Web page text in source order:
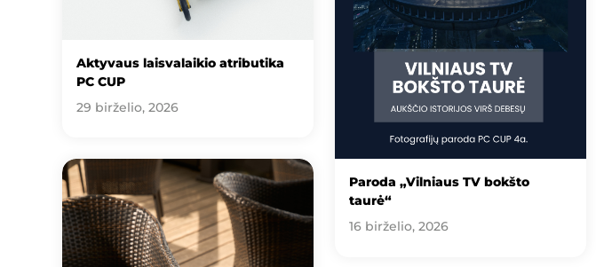
Aktyvaus laisvalaikio atributika
PC CUP
29 birželio, 2026
Paroda „Vilniaus TV bokšto
taurė“
16 birželio, 2026